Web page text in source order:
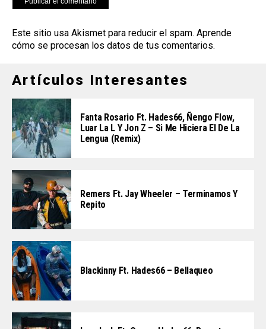
Este sitio usa Akismet para reducir el spam. Aprende
cómo se procesan los datos de tus comentarios.
Artículos Interesantes
Fanta Rosario Ft. Hades66, Ñengo Flow,
Luar La L Y Jon Z – Si Me Hiciera El De La
Lengua (Remix)
Remers Ft. Jay Wheeler – Terminamos Y
Repito
Blackinny Ft. Hades66 – Bellaqueo